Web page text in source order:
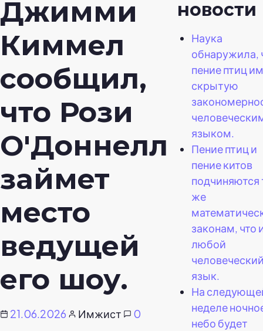
Джимми
Киммел
сообщил,
что Рози
О'Доннелл
займет
место
ведущей
его шоу.
21.06.2026 Имжист
0
новости
Наука
обнаружила,
пение птиц
скрытую
языком.
Пение птиц и
пение китов
подчиняются
же
законам, что
любой
язык.
На
неделе
небо будет